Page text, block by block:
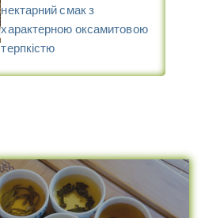
нектарний смак з
характерною оксамитовою
терпкістю